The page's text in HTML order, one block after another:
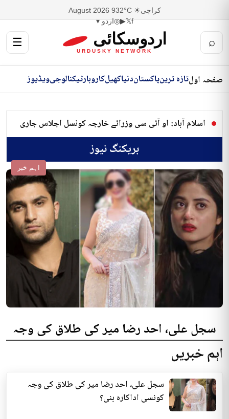
کراچی☀ 32°C
9 August 2026
f
𝕏
▶
◎اردو ▾
⌕ اردوسکائی
URDUSKY NETWORK
☰
صفحہ اولتازہ ترینپاکستاندنیاکھیلکاروبارٹیکنالوجیویڈیوز
اسلام آباد: او آئی سی وزرائے خارجہ کونسل اجلاس جاری
بریکنگ نیوز
اہم خبر
سجل علی، احد رضا میر کی طلاق کی وجہ
کونسی اداکارہ بنی؟
میں اُن کی جانب سے سجل علی...
فن و فنکار | 4 years پہلے
اہم خبریں
سجل علی، احد رضا میر کی طلاق کی وجہ
کونسی اداکارہ بنی؟